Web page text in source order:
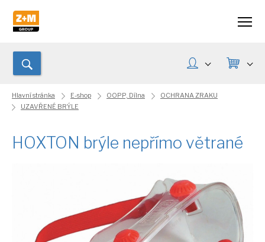
Hlavní stránka E-shop OOPP, Dílna
OCHRANA ZRAKU
UZAVŘENÉ BRÝLE
HOXTON brýle nepřímo větrané